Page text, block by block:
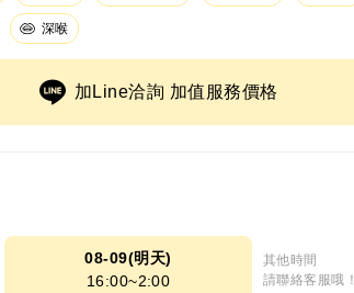
深喉
加Line洽詢 加值服務價格
08-09(明天)
16:00~2:00
其他時間
請聯絡客服哦！